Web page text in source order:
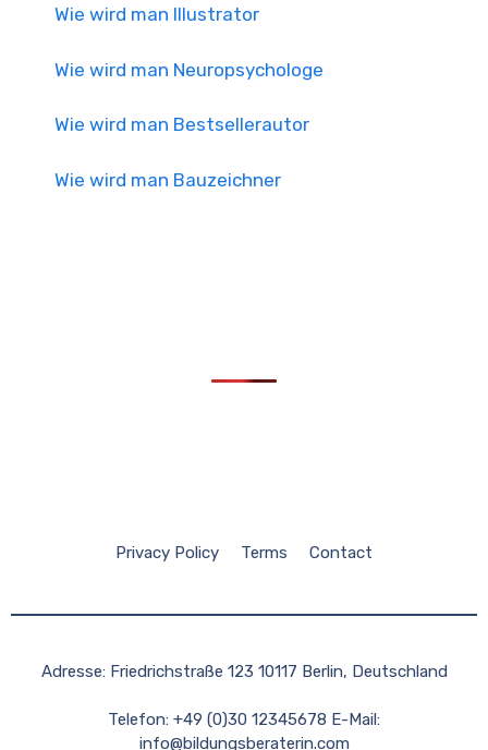
Wie wird man Illustrator
Wie wird man Neuropsychologe
Wie wird man Bestsellerautor
Wie wird man Bauzeichner
Privacy Policy Terms Contact
Adresse: Friedrichstraße 123 10117 Berlin, Deutschland
Telefon: +49 (0)30 12345678 E-Mail:
info@bildungsberaterin.com